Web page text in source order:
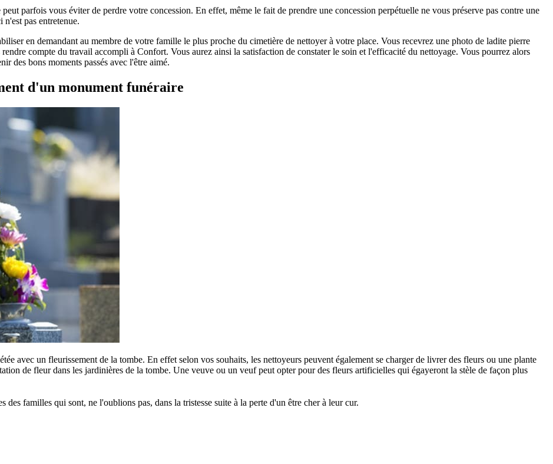
parfois vous éviter de perdre votre concession. En effet, même le fait de prendre une concession perpétuelle ne vous préserve pas contre une
pas entretenue.
en demandant au membre de votre famille le plus proche du cimetière de nettoyer à votre place. Vous recevrez une photo de ladite pierre
compte du travail accompli à Confort. Vous aurez ainsi la satisfaction de constater le soin et l'efficacité du nettoyage. Vous pourrez alors
des bons moments passés avec l'être aimé.
d'un monument funéraire
avec un fleurissement de la tombe. En effet selon vos souhaits, les nettoyeurs peuvent également se charger de livrer des fleurs ou une plante
de fleur dans les jardinières de la tombe. Une veuve ou un veuf peut opter pour des fleurs artificielles qui égayeront la stèle de façon plus
familles qui sont, ne l'oublions pas, dans la tristesse suite à la perte d'un être cher à leur cur.